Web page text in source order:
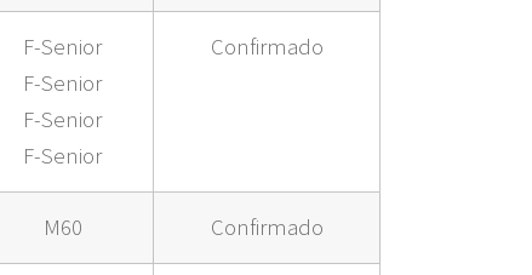
F-Senior
F-Senior
F-Senior
F-Senior
Confirmado
M60 Confirmado